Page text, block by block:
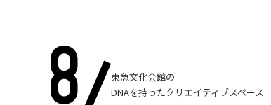
東急文化会館の
DNAを持ったクリエイティブスペース